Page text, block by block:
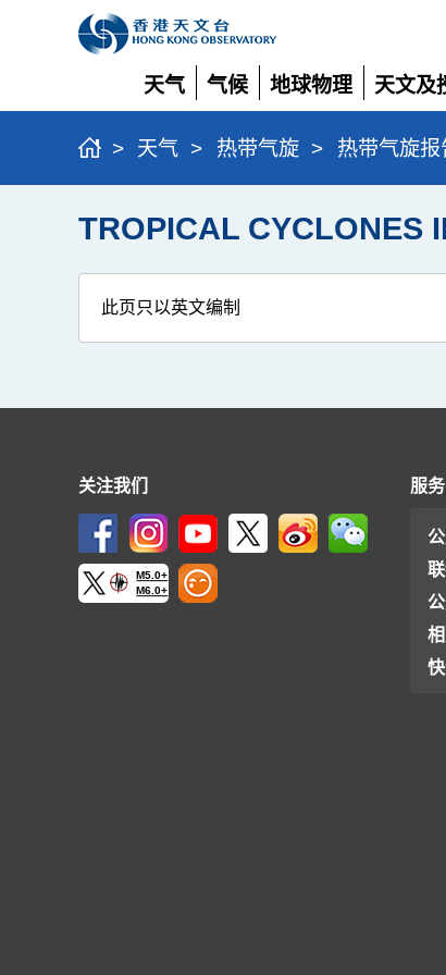
天气
展
开
气候
展
开
地球物理
展
开
天文及
展
开
> 天气 > 热带气旋 > 热带气旋
TROPICAL CYCLONES
此页只以英文编制
关注我们
M5.0+
M6.0+
服